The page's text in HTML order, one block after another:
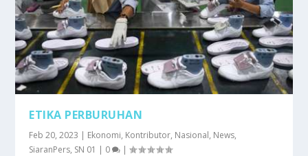
ETIKA PERBURUHAN
Feb 20, 2023 | Ekonomi, Kontributor, Nasional, News,
SiaranPers, SN 01 | 0 |